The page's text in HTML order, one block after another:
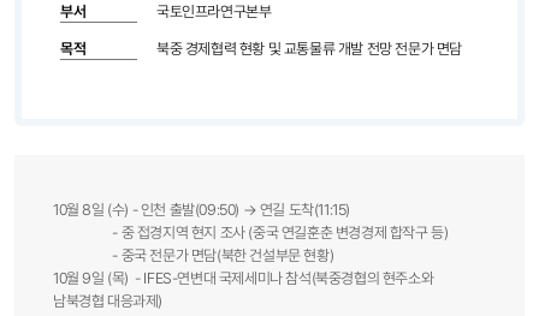
부서 국토인프라연구본부
목적 북중 경제협력 현황 및 교통물류 개발 전망 전문가 면담
10월 8일 (수) - 인천 출발(09:50) → 연길 도착(11:15)
- 중 접경지역 현지 조사 (중국 연길훈춘 변경경제 합작구 등)
- 중국 전문가 면담(북한 건설부문 현황)
10월 9일 (목) - IFES-연변대 국제세미나 참석(북중경협의 현주소와
남북경협 대응과제)